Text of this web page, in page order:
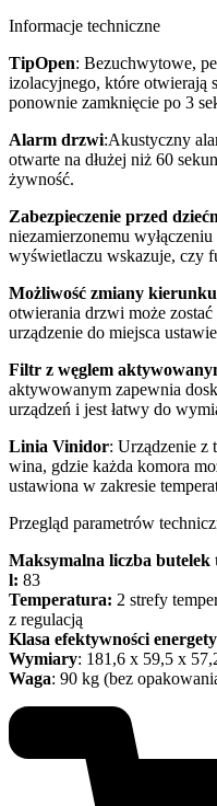
Informacje techniczne
TipOpen: Bezuchwytowe,
izolacyjnego, które otwierają
ponownie zamknięcie po 3
Alarm drzwi:Akustyczny
otwarte na dłużej niż 60
żywność.
Zabezpieczenie przed
niezamierzonemu
wyświetlaczu wskazuje, czy
Możliwość zmiany
otwierania drzwi może
urządzenie do miejsca
Filtr z węglem
aktywowanym zapewnia
urządzeń i jest łatwy do
Linia Vinidor: Urządzenie z
wina, gdzie każda komora
ustawiona w zakresie
Przegląd parametrów
Maksymalna liczba butelek
l: 83
Temperatura: 2 strefy
z regulacją
Klasa efektywności
Wymiary: 181,6 x 59,5 x
Waga: 90 kg (bez